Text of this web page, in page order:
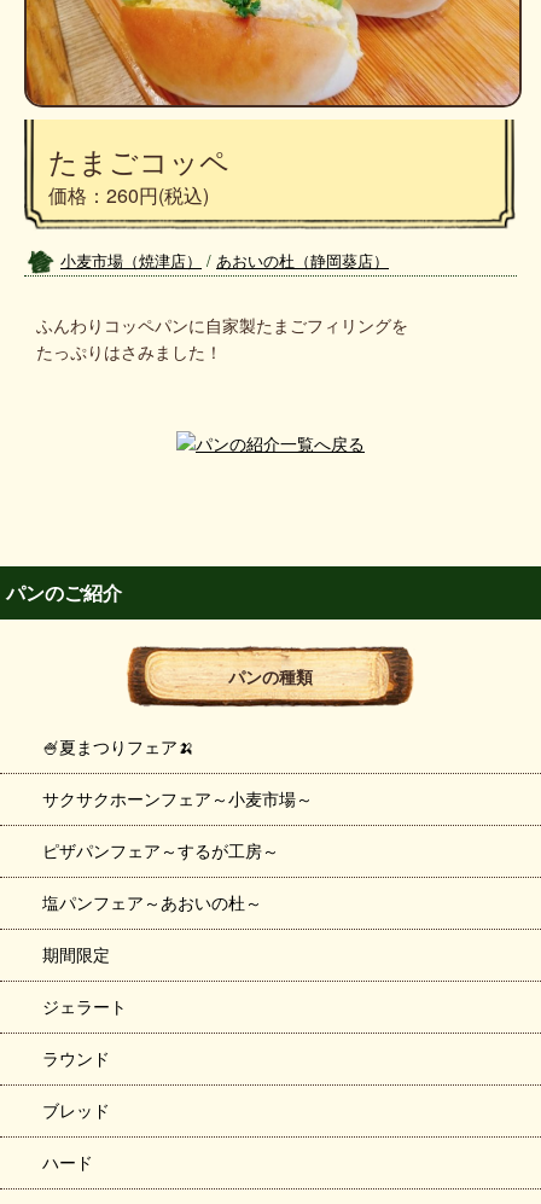
たまごコッペ
価格：260円(税込)
小麦市場（焼津店） / あおいの杜（静岡葵店）
ふんわりコッペパンに自家製たまごフィリングを
たっぷりはさみました！
パンのご紹介
パンの種類
🍧夏まつりフェア🍌
サクサクホーンフェア～小麦市場～
ピザパンフェア～するが工房～
塩パンフェア～あおいの杜～
期間限定
ジェラート
ラウンド
ブレッド
ハード